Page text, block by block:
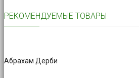
РЕКОМЕНДУЕМЫЕ ТОВАРЫ
Абрахам Дерби